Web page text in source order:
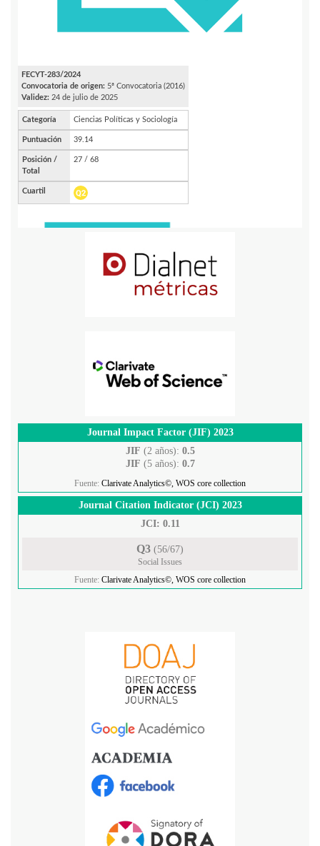
Journal Impact Factor (JIF) 2023
JIF (2 años): 0.5
JIF (5 años): 0.7
Fuente: Clarivate Analytics©, WOS core collection
Journal Citation Indicator (JCI) 2023
JCI: 0.11
Q3 (56/67)
Social Issues
Fuente: Clarivate Analytics©, WOS core collection